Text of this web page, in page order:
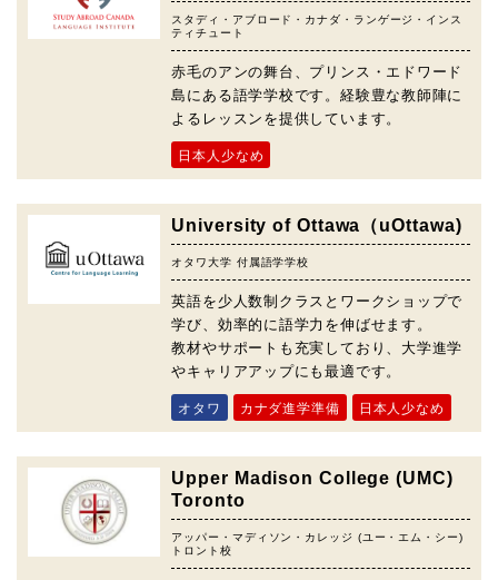
スタディ・アブロード・カナダ・ランゲージ・インス
ティチュート
赤毛のアンの舞台、プリンス・エドワード
島にある語学学校です。経験豊な教師陣に
よるレッスンを提供しています。
日本人少なめ
University of Ottawa（uOttawa)
オタワ大学 付属語学学校
英語を少人数制クラスとワークショップで
学び、効率的に語学力を伸ばせます。
教材やサポートも充実しており、大学進学
やキャリアアップにも最適です。
オタワ カナダ進学準備 日本人少なめ
Upper Madison College (UMC)
Toronto
アッパー・マディソン・カレッジ (ユー・エム・シー)
トロント校